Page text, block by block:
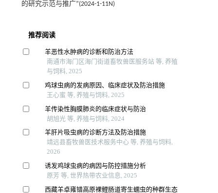
的研究示范与推广”(2024-1-11N)